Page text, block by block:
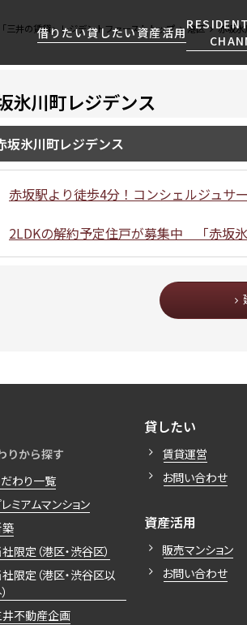
借りたい貸したい資産活用
いや
ニュースリリース
ションを数多
検索する
地図から探す
新着情報から探
新着募集情報
関わる
RESIDENT FIRST
MEMBERS登録
MEMBERS登録
ご入居・提携サービス
お部屋探しからご契約
よくあるご質問
社宅紹介
込
「三井の賃貸」レジデントファーストトップ 港区 赤坂氷
氷川町レジデンス
坂氷川町レジデンス
赤坂駅より徒歩4分！コンシェルジュサ
2LDKの解約予定住戸が募集中 「赤坂氷
りから探す
わり一覧
ミアムマンション
限定（港区・渋谷区）
限定（港区・渋谷区以
井不動産企画
貸したい
賃貸運営
お問い合わせ
資産活用
販売マンション
お問い合わせ